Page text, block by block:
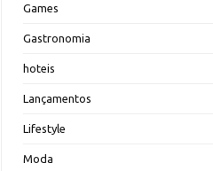
Games
Gastronomia
hoteis
Lançamentos
Lifestyle
Moda